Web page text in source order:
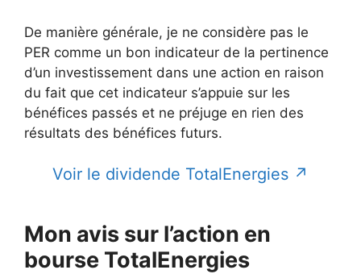
De manière générale, je ne considère pas le
PER comme un bon indicateur de la pertinence
d’un investissement dans une action en raison
du fait que cet indicateur s’appuie sur les
bénéfices passés et ne préjuge en rien des
résultats des bénéfices futurs.
Voir le dividende TotalEnergies ↗
Mon avis sur l’action en
bourse TotalEnergies